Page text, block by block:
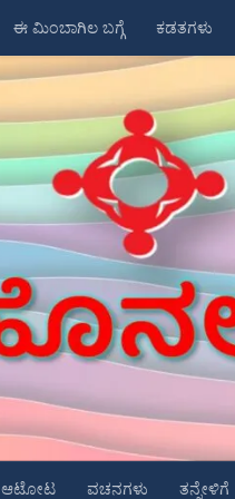
ಈ ಮಿಂಬಾಗಿಲ ಬಗ್ಗೆ ಕಡತಗಳು
ಆಟೋಟ ವಚನಗಳು ತನ್ನೇಳಿಗೆ